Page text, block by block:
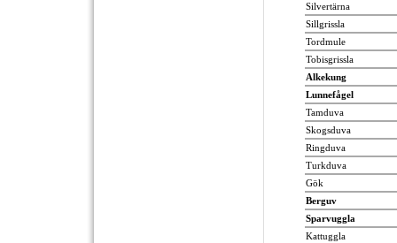
Silvertärna
Sillgrissla
Tordmule
Tobisgrissla
Alkekung
Lunnefågel
Tamduva
Skogsduva
Ringduva
Turkduva
Gök
Berguv
Sparvuggla
Kattuggla